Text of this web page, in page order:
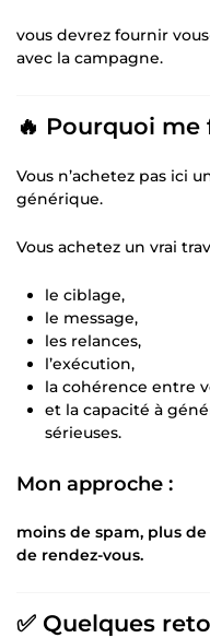
vous devrez fournir
avec la campagne.
🔥 Pourquoi
Vous n’achetez pas ici
générique.
Vous achetez un vrai
le ciblage,
le message,
les relances,
l’exécution,
la cohérence entre
et la capacité à
sérieuses.
Mon approche :
moins de spam, plus
de rendez-vous.
✅ Quelques